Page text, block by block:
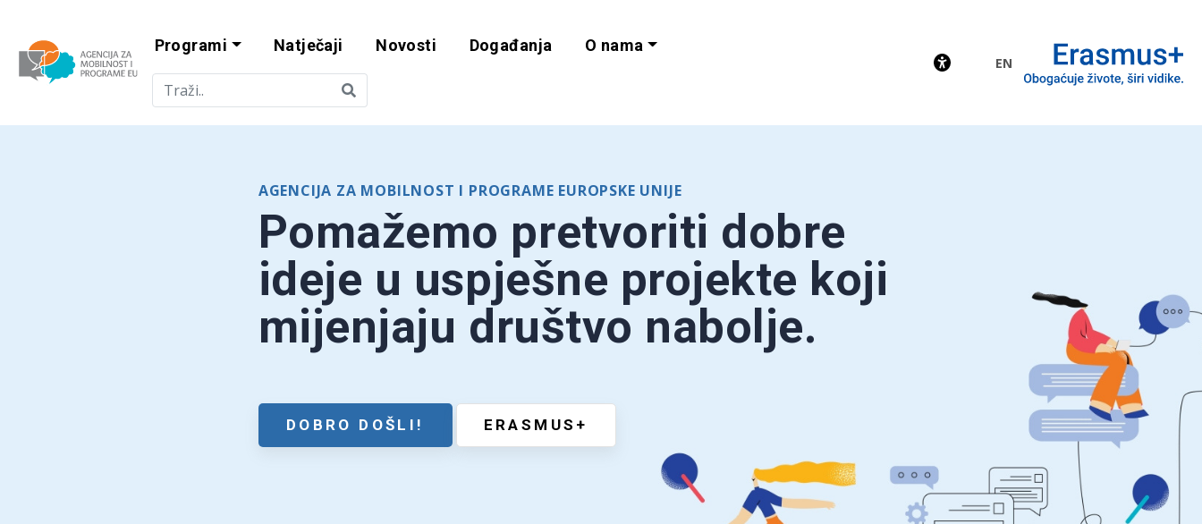
Agencija za mobilnost i programe EU
Programi Natječaji Novosti Događanja O nama
EN
AGENCIJA ZA MOBILNOST I PROGRAME EUROPSKE UNIJE
Pomažemo pretvoriti dobre
ideje u uspješne projekte koji
mijenjaju društvo nabolje.
DOBRO DOŠLI! ERASMUS+